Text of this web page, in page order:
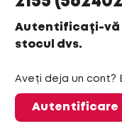
Autentificați-vă
stocul dvs.
Aveți deja un cont?
Autentificare